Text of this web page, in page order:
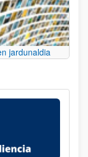
jardunaldia